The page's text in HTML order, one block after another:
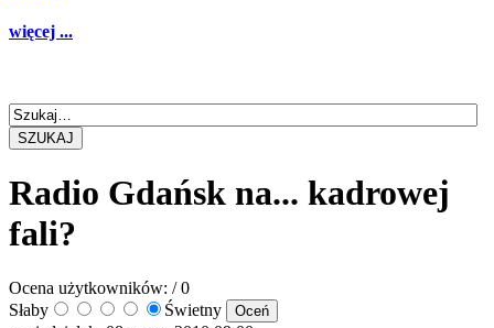
więcej ...
SZUKAJ
Radio Gdańsk na... kadrowej
fali?
Ocena użytkowników: / 0
Słaby
Świetny